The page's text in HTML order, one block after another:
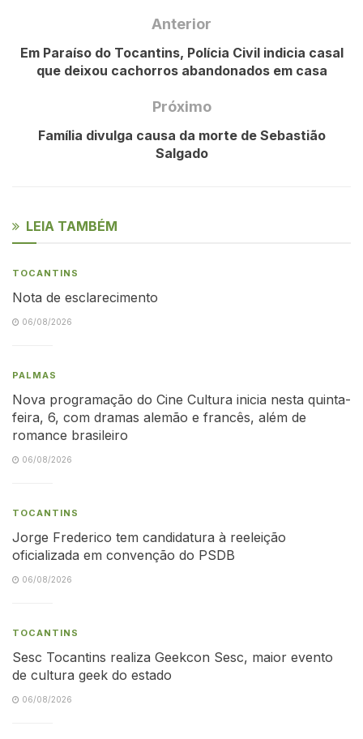
Anterior
Em Paraíso do Tocantins, Polícia Civil indicia casal
que deixou cachorros abandonados em casa
Próximo
Família divulga causa da morte de Sebastião
Salgado
LEIA TAMBÉM
TOCANTINS
Nota de esclarecimento
06/08/2026
PALMAS
Nova programação do Cine Cultura inicia nesta quinta-
feira, 6, com dramas alemão e francês, além de
romance brasileiro
06/08/2026
TOCANTINS
Jorge Frederico tem candidatura à reeleição
oficializada em convenção do PSDB
06/08/2026
TOCANTINS
Sesc Tocantins realiza Geekcon Sesc, maior evento
de cultura geek do estado
06/08/2026